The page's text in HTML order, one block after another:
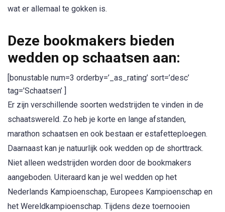
wat er allemaal te gokken is.
Deze bookmakers bieden
wedden op schaatsen aan:
[bonustable num=3 orderby=’_as_rating’ sort=’desc’
tag=’Schaatsen’ ]
Er zijn verschillende soorten wedstrijden te vinden in de
schaatswereld. Zo heb je korte en lange afstanden,
marathon schaatsen en ook bestaan er estafetteploegen.
Daarnaast kan je natuurlijk ook wedden op de shorttrack.
Niet alleen wedstrijden worden door de bookmakers
aangeboden. Uiteraard kan je wel wedden op het
Nederlands Kampioenschap, Europees Kampioenschap en
het Wereldkampioenschap. Tijdens deze toernooien